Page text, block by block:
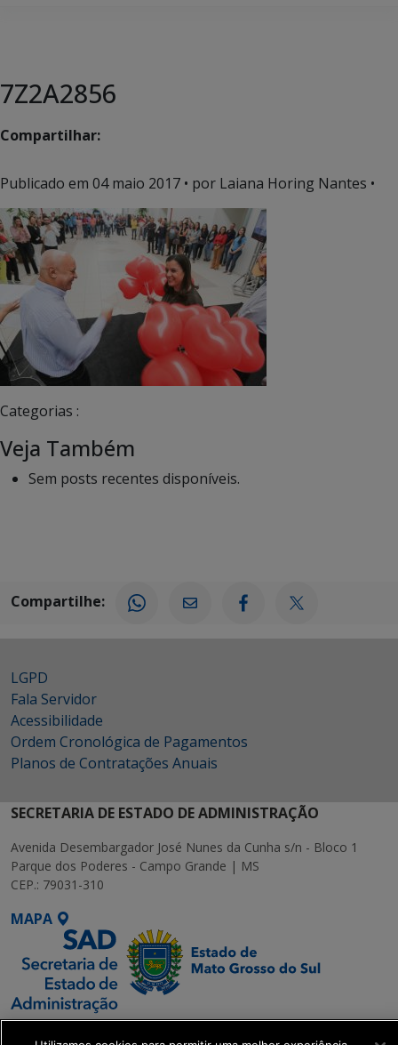
7Z2A2856
Compartilhar:
Publicado em 04 maio 2017 • por Laiana Horing Nantes •
Categorias :
Veja Também
Sem posts recentes disponíveis.
Compartilhe:
LGPD
Fala Servidor
Acessibilidade
Ordem Cronológica de Pagamentos
Planos de Contratações Anuais
SECRETARIA DE ESTADO DE ADMINISTRAÇÃO
Avenida Desembargador José Nunes da Cunha s/n - Bloco 1
Parque dos Poderes - Campo Grande | MS
CEP.: 79031-310
MAPA